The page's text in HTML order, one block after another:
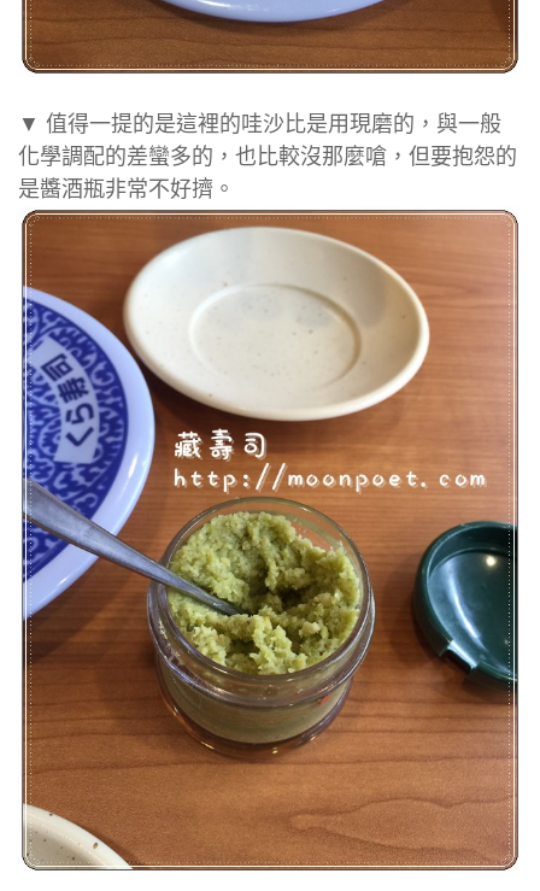
▼ 值得一提的是這裡的哇沙比是用現磨的，與一般
化學調配的差蠻多的，也比較沒那麼嗆，但要抱怨的
是醬酒瓶非常不好擠。